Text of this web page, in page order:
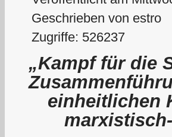
Geschrieben von estro
Zugriffe: 526237
„Kampf für die
einheitlichen